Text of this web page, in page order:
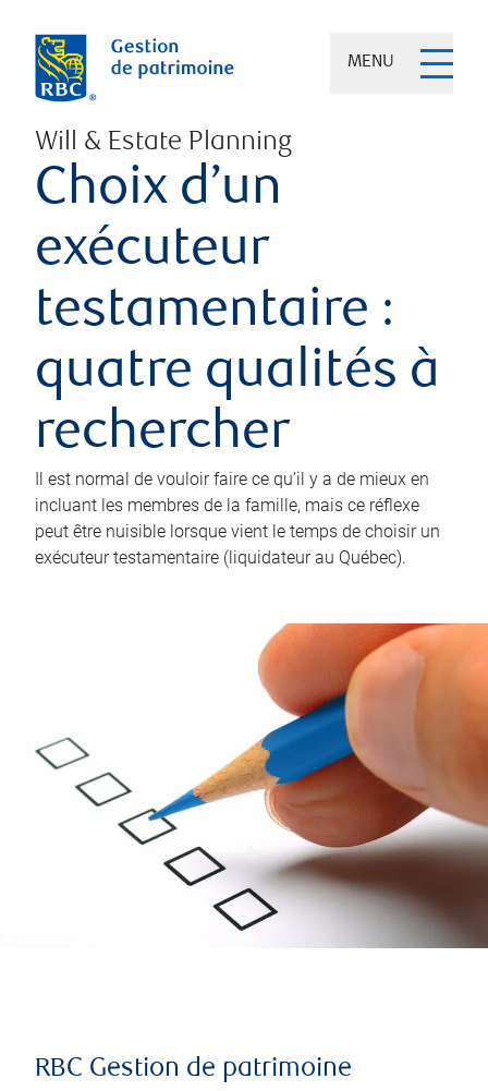
MENU
Will & Estate Planning
Choix d’un
exécuteur
testamentaire :
quatre qualités à
rechercher
Il est normal de vouloir faire ce qu’il y a de mieux en
incluant les membres de la famille, mais ce réflexe
peut être nuisible lorsque vient le temps de choisir un
exécuteur testamentaire (liquidateur au Québec).
RBC Gestion de patrimoine